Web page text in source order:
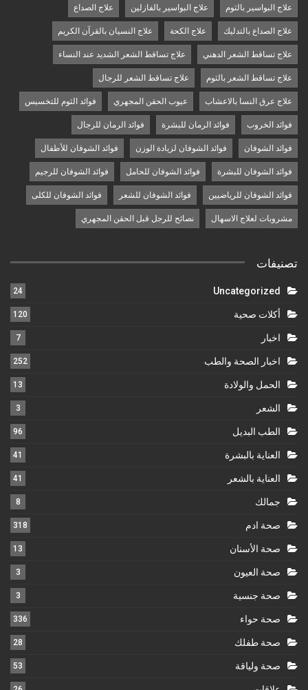
علاج البواسير بالثوم علاج البواسير بالفازلين علاج الصداع
علاج الصداع بالتدليك علاج الكحة علاج النسيان بالقرآن الكريم
علاج تساقط الشعر الدهني علاج تساقط الشعر الشديد عند النساء
علاج تساقط الشعر بالثوم علاج تساقط الشعر للرجال
علاج عرق النسا بالاعشاب عيوب الحقن المجهري فوائد الثوم للتخسيس
فوائد الخروب فوائد الرمان للبشرة فوائد الرمان للرجال
فوائد الشوفان فوائد الشوفان لزيادة الوزن فوائد الشوفان للأطفال
فوائد الشوفان للبشرة فوائد الشوفان للحامل فوائد الشوفان للرجيم
فوائد الشوفان للرياضيين فوائد الشوفان للشعر فوائد الشوفان للكلى
مشروبات لعلاج الاسهال نصائح للرجل قبل الحقن المجهري
تصنيفات
Uncategorized
24
أكلات صحية 120
اخبار 7
اخبار الصحة والطب 252
الحمل والولادة 13
الشعر 3
الطب البديل 96
العناية بالبشرة 41
العناية بالشعر 41
جمالك 8
صحة ادم 318
صحة الأسنان 13
صحة العيون 3
صحة جنسية 3
صحة حواء 336
صحة طفلك 28
صحة ولياقة 53